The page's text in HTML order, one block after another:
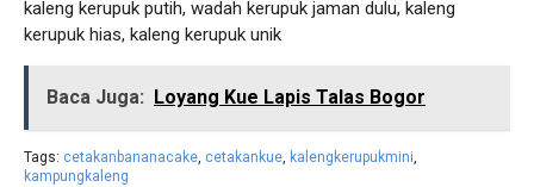
kaleng kerupuk putih, wadah kerupuk jaman dulu, kaleng
kerupuk hias, kaleng kerupuk unik
Baca Juga: Loyang Kue Lapis Talas Bogor
Tags: cetakanbananacake, cetakankue, kalengkerupukmini,
kampungkaleng